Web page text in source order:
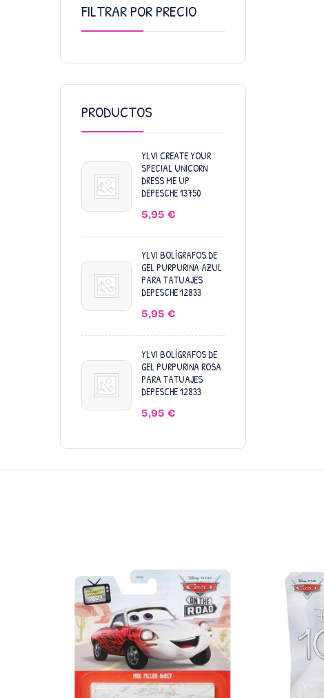
FILTRAR POR PRECIO
PRODUCTOS
YLVI CREATE YOUR
SPECIAL UNICORN
DRESS ME UP
DEPESCHE 13750
5,95 €
YLVI BOLÍGRAFOS DE
GEL PURPURINA AZUL
PARA TATUAJES
DEPESCHE 12833
5,95 €
YLVI BOLÍGRAFOS DE
GEL PURPURINA ROSA
PARA TATUAJES
DEPESCHE 12833
5,95 €